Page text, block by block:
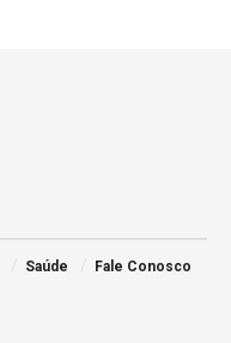
Saúde Fale Conosco